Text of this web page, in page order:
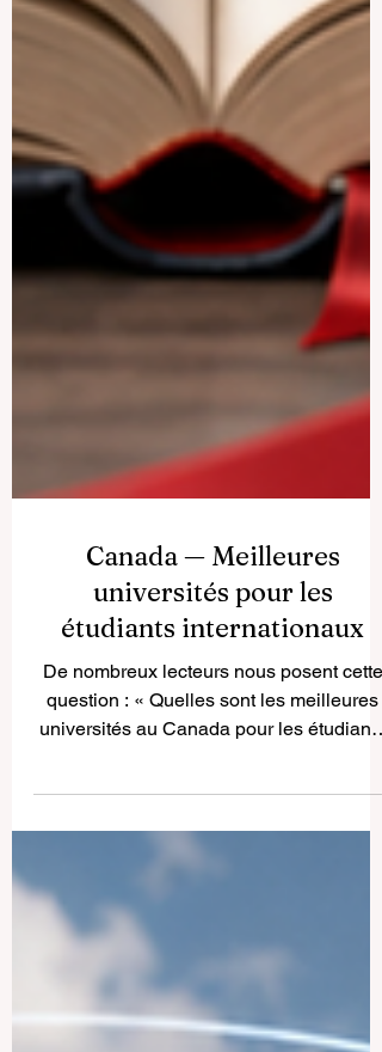
Canada — Meilleures
universités pour les
étudiants internationaux
De nombreux lecteurs nous posent cette
des destinations d’études les plus
appréciées au monde, grâce à la qualité
de son enseignement, à la sécurité de ses
villes, à sa diversité culturelle et à ses
campus accueillants. Pour les étudiants
français et francophones, le Canada
représente une destination
particulièrement intéressante. Le pays